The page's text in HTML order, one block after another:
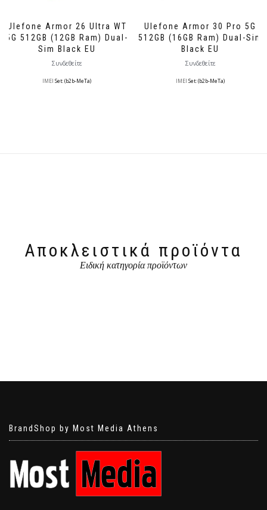
Ulefone Armor 26 Ultra WT
5G 512GB (12GB Ram) Dual-
Sim Black EU
Συνδεθείτε
IMEI Set: (b2b-MeTa)
Ulefone Armor 30 Pro 5G
512GB (16GB Ram) Dual-Sim
Black EU
Συνδεθείτε
IMEI Set: (b2b-MeTa)
Αποκλειστικά προϊόντα
Ειδική κατηγορία προϊόντων
BrandShop by Most Media Athens